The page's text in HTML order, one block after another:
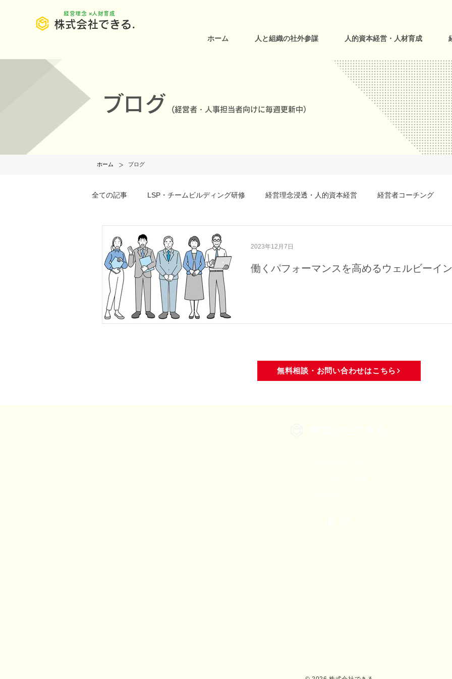
株式会社できる.
​経営理念 ×人財育成
ホーム 人と組織の社外参謀 人的資本経営・人材育成
ブログ (経営者・人事担当者向けに毎週更新中)
ホーム > ブログ
全ての記事 LSP・チームビルディング研修 経営理念浸透・人的資本経営 経営者コーチング
事例・お客様の声 SDGs・地域活動
働くパフォーマンスを高めるウェルビーイ
2023年12月7日
無料相談・お問い合わせはこちら